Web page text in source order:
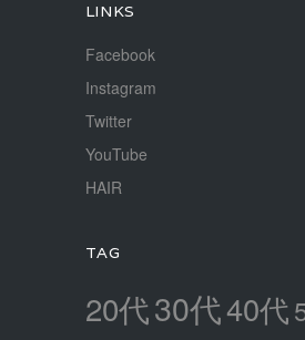
LINKS
Facebook
Instagram
Twitter
YouTube
HAIR
TAG
20代30代40代